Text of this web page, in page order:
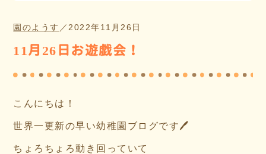
園のようす ／ 2022年11月26日
11月26日お遊戯会！
こんにちは！
世界一更新の早い幼稚園ブログです🖊
ちょろちょろ動き回っていて